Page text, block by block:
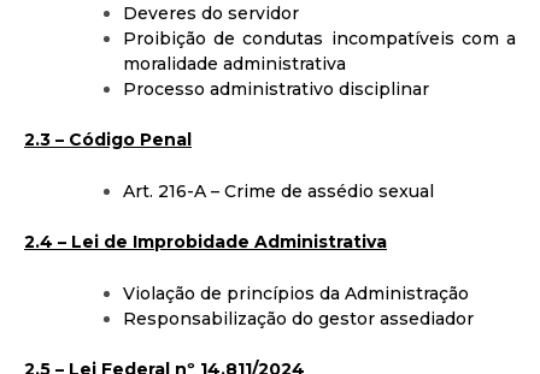
Deveres do servidor
Proibição de condutas incompatíveis com a
moralidade administrativa
Processo administrativo disciplinar
2.3 – Código Penal
Art. 216-A – Crime de assédio sexual
2.4 – Lei de Improbidade Administrativa
Violação de princípios da Administração
Responsabilização do gestor assediador
2.5 – Lei Federal nº 14.811/2024